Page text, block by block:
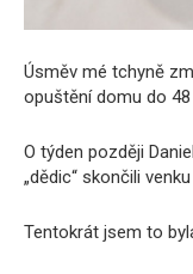
Úsměv mé tchyně
opuštění domu do 48
O týden později
„dědic“ skončili
Tentokrát jsem to